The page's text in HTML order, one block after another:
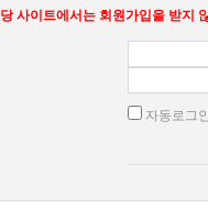
당 사이트에서는 회원가입을 받지
자동로그